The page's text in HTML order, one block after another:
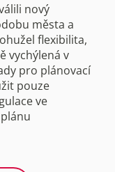
nový
města a
flexibilita,
vychýlená v
pro plánovací
pouze
ve